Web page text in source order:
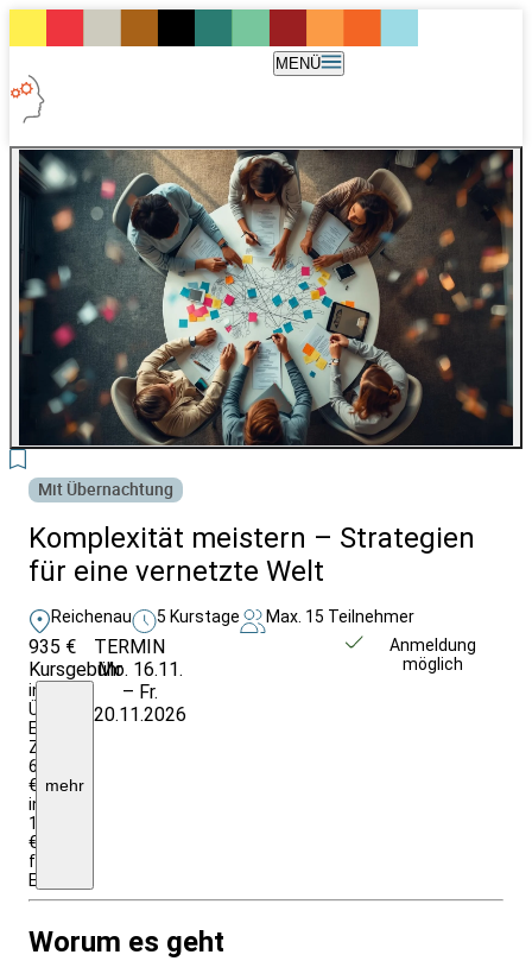
MENÜ
Mit Übernachtung
Komplexität meistern – Strategien
für eine vernetzte Welt
Reichenau 5 Kurstage Max. 15 Teilnehmer
935 €
Kursgebühr
inkl.
Ü/VP,
EZ-
Zuschlag
64
€
insgesamt;
1135
€
für
Einrichtungen/Firmen
mehr
TERMIN
Mo. 16.11.
– Fr.
20.11.2026
Anmeldung
möglich
Worum es geht